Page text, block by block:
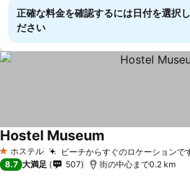
正確な料金を確認するには日付を選択
ださい
1 ホテルのランク
ホステル ビーチからすぐのロケーションで
Hostel Museum
8.7 大満足 507 街の中心まで0.2 km